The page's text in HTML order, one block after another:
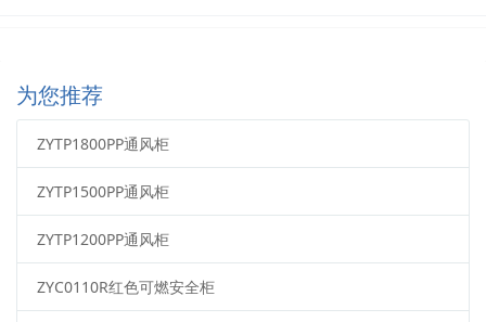
为您推荐
ZYTP1800PP通风柜
ZYTP1500PP通风柜
ZYTP1200PP通风柜
ZYC0110R红色可燃安全柜